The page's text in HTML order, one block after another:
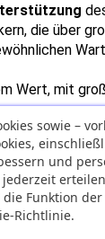
die über
Wert, mit
Zubehör. Der
sowie –
und
Funktion
Richtlinie.